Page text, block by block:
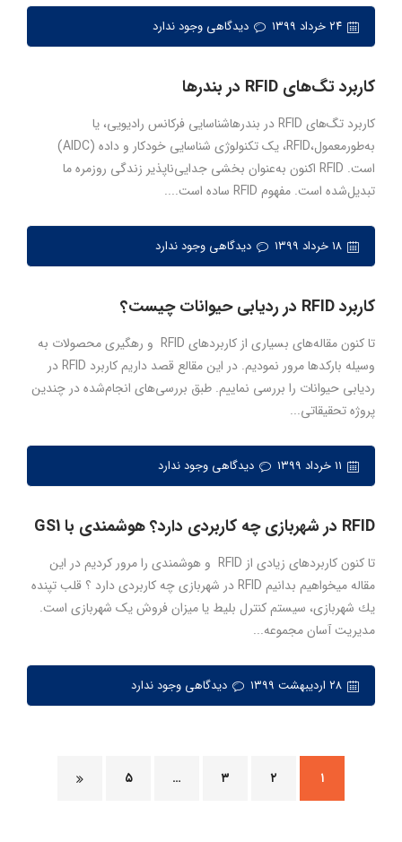
۲۴ خرداد ۱۳۹۹ دیدگاهی وجود ندارد
کاربرد تگ‌های RFID در بندرها
کاربرد تگ‌های RFID در بندرهاشناسایی فرکانس رادیویی، یا
به‌طورمعمول،RFID، یک تکنولوژی شناسایی خودکار و داده (AIDC)
است. RFID اکنون به‌عنوان بخشی جدایی‌ناپذیر زندگی روزمره ما
تبدیل‌شده است. مفهوم RFID ساده است....
۱۸ خرداد ۱۳۹۹ دیدگاهی وجود ندارد
کاربرد RFID در ردیابی حیوانات چیست؟
تا کنون مقاله‌های بسیاری از کاربردهای RFID و رهگیری محصولات به
وسیله بارکدها مرور نمودیم. در این مقالع قصد داریم کاربرد RFID در
ردیابی حیوانات را بررسی نماییم. طبق بررسی‌های انجام‌شده در چندین
پروژه تحقیقاتی...
دیدگاهی وجود ندارد
RFID در شهربازی چه کاربردی دارد؟ هوشمندی با GS1
تا کنون کاربردهای زیادی از RFID و هوشمندی را مرور کردیم در این
مقاله میخواهیم بدانیم RFID در شهربازی چه کاربردی دارد ؟ قلب تپنده
یك شهربازی، سیستم كنترل بلیط یا میزان فروش یک شهربازی است.
مدیریت آسان مجموعه...
۲۸ اردیبهشت ۱۳۹۹ دیدگاهی وجود ندارد
۱ ۲ ۳ … ۵